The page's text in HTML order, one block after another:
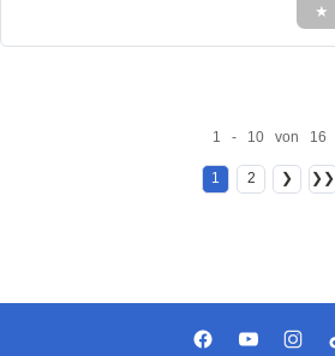
★
1 - 10 von 16
1 2 ❯ ❯❯